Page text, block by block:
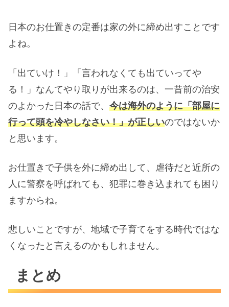
日本のお仕置きの定番は家の外に締め出すことです
よね。
「出ていけ！」「言われなくても出ていってや
る！」なんてやり取りが出来るのは、一昔前の治安
のよかった日本の話で、 今は海外のように「部屋に
行って頭を冷やしなさい！」が正しいのではないか
と思います。
お仕置きで子供を外に締め出して、虐待だと近所の
人に警察を呼ばれても、犯罪に巻き込まれても困り
ますからね。
悲しいことですが、地域で子育てをする時代ではな
くなったと言えるのかもしれません。
まとめ